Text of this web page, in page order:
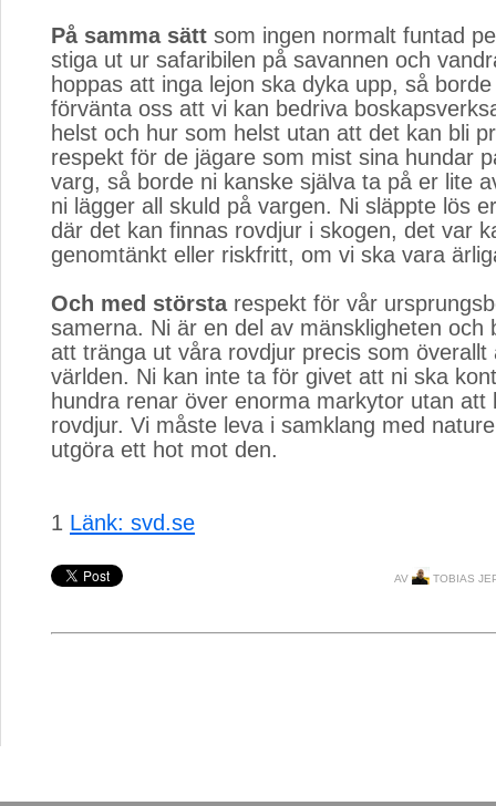
På samma sätt som ingen normalt funtad
stiga ut ur safaribilen på savannen och
hoppas att inga lejon ska dyka upp, så
förvänta oss att vi kan bedriva
helst och hur som helst utan att det kan bli
respekt för de jägare som mist sina hundar
varg, så borde ni kanske själva ta på er lite
ni lägger all skuld på vargen. Ni släppte lös
där det kan finnas rovdjur i skogen, det var
genomtänkt eller riskfritt, om vi ska vara
Och med störstarespekt för vår
samerna. Ni är en del av mänskligheten och
att tränga ut våra rovdjur precis som överallt
världen. Ni kan inte ta för givet att ni ska
hundra renar över enorma markytor utan att
rovdjur. Vi måste leva i samklang med
utgöra ett hot mot den.
1 Länk: svd.se
AV TOBIAS